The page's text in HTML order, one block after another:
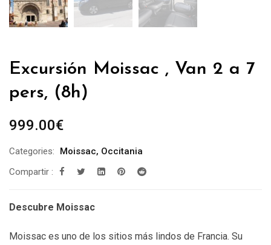
Excursión Moissac , Van 2 a 7
pers, (8h)
999.00€
Categories: Moissac, Occitania
Compartir :
Descubre Moissac
Moissac es uno de los sitios más lindos de Francia. Su